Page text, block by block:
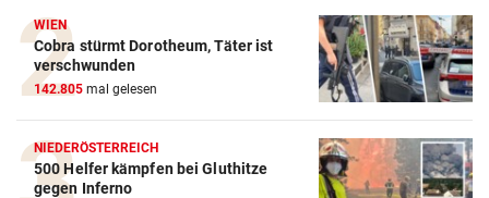
WIEN
Cobra stürmt Dorotheum, Täter ist
verschwunden
142.805 mal gelesen
NIEDERÖSTERREICH
500 Helfer kämpfen bei Gluthitze
gegen Inferno